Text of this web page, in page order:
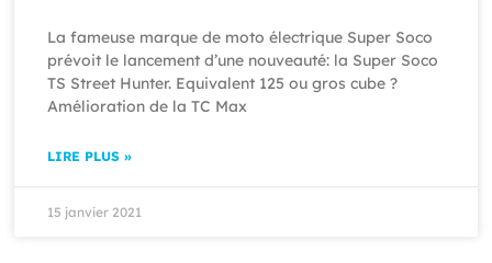
La fameuse marque de moto électrique Super Soco
prévoit le lancement d’une nouveauté: la Super Soco
TS Street Hunter. Equivalent 125 ou gros cube ?
Amélioration de la TC Max
LIRE PLUS »
15 janvier 2021